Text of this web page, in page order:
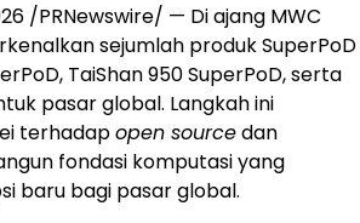
/PRNewswire/ — Di ajang MWC
sejumlah produk SuperPoD
TaiShan 950 SuperPoD, serta
pasar global. Langkah ini
terhadapopen sourcedan
fondasi komputasi yang
baru bagi pasar global.